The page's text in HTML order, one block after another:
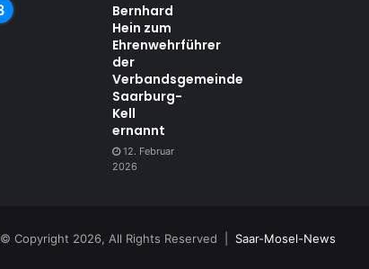
Bernhard
Hein zum
Ehrenwehrführer
der
Verbandsgemeinde
Saarburg-
Kell
ernannt
12. Februar
2026
© Copyright 2026, All Rights Reserved | Saar-Mosel-News